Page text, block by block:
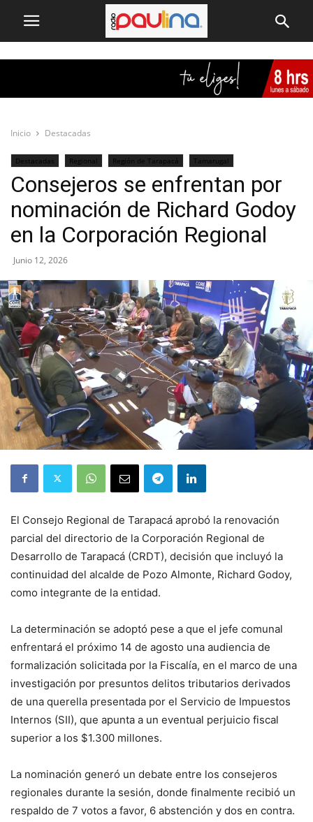
Inicio Destacadas
Destacadas Regional Región de Tarapacá Tamarugal
Consejeros se enfrentan por
nominación de Richard Godoy
en la Corporación Regional
Junio 12, 2026
El Consejo Regional de Tarapacá aprobó la renovación
parcial del directorio de la Corporación Regional de
Desarrollo de Tarapacá (CRDT), decisión que incluyó la
continuidad del alcalde de Pozo Almonte, Richard Godoy,
como integrante de la entidad.
La determinación se adoptó pese a que el jefe comunal
enfrentará el próximo 14 de agosto una audiencia de
formalización solicitada por la Fiscalía, en el marco de una
investigación por presuntos delitos tributarios derivados
de una querella presentada por el Servicio de Impuestos
Internos (SII), que apunta a un eventual perjuicio fiscal
superior a los $1.300 millones.
La nominación generó un debate entre los consejeros
regionales durante la sesión, donde finalmente recibió un
respaldo de 7 votos a favor, 6 abstención y dos en contra.